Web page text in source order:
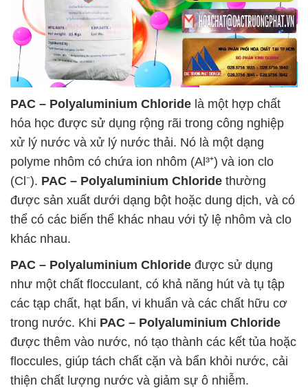
PAC – Polyaluminium Chloride là một hợp chất
hóa học được sử dụng rộng rãi trong công nghiệp
xử lý nước và xử lý nước thải. Nó là một dạng
polyme nhôm có chứa ion nhôm (Al³⁺) và ion clo
(Cl⁻). PAC – Polyaluminium Chloride thường
được sản xuất dưới dạng bột hoặc dung dịch, và có
thể có các biến thể khác nhau với tỷ lệ nhôm và clo
khác nhau.
PAC – Polyaluminium Chloride được sử dụng
như một chất flocculant, có khả năng hút và tụ tập
các tạp chất, hạt bẩn, vi khuẩn và các chất hữu cơ
trong nước. Khi PAC – Polyaluminium Chloride
được thêm vào nước, nó tạo thành các kết tủa hoặc
floccules, giúp tách chất cặn và bẩn khỏi nước, cải
thiện chất lượng nước và giảm sự ô nhiễm.